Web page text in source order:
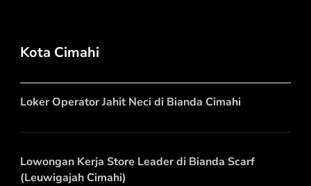
Kota Cimahi
Loker Operator Jahit Neci di Bianda Cimahi
Lowongan Kerja Store Leader di Bianda Scarf
(Leuwigajah Cimahi)